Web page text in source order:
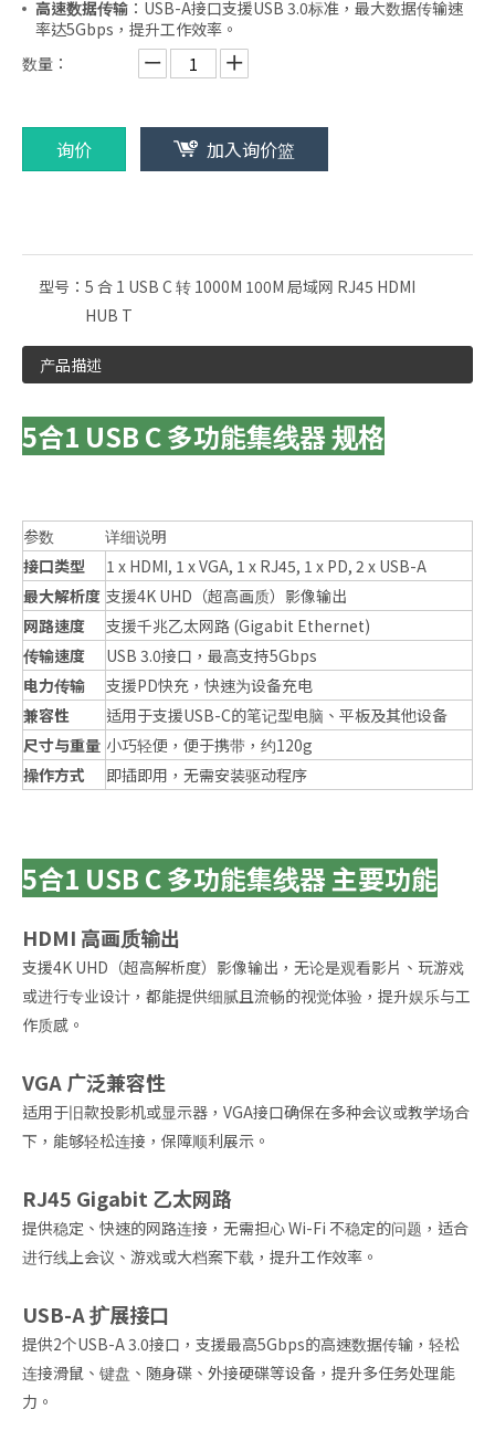
高速数据传输 ：USB-A接口支援USB 3.0标准，最大数据传输速
率达5Gbps，提升工作效率。
数量：
询价 加入询价篮
型号： 5 合 1 USB C 转 1000M 100M 局域网 RJ45 HDMI
HUB T
产品描述
5合1 USB C 多功能集线器 规格
参数
详细说明
接口类型
1 x HDMI, 1 x VGA, 1 x RJ45, 1 x PD, 2 x USB-A
最大解析度 支援4K UHD（超高画质）影像输出
网路速度
支援千兆乙太网路 (Gigabit Ethernet)
传输速度
USB 3.0接口，最高支持5Gbps
电力传输
支援PD快充，快速为设备充电
兼容性
适用于支援USB-C的笔记型电脑、平板及其他设备
尺寸与重量 小巧轻便，便于携带，约120g
操作方式
即插即用，无需安装驱动程序
5合1 USB C 多功能集线器 主要功能
HDMI 高画质输出
支援4K UHD（超高解析度）影像输出，无论是观看影片、玩游戏
或进行专业设计，都能提供细腻且流畅的视觉体验，提升娱乐与工
作质感。
VGA 广泛兼容性
适用于旧款投影机或显示器，VGA接口确保在多种会议或教学场合
下，能够轻松连接，保障顺利展示。
RJ45 Gigabit 乙太网路
提供稳定、快速的网路连接，无需担心 Wi-Fi 不稳定的问题，适合
进行线上会议、游戏或大档案下载，提升工作效率。
USB-A 扩展接口
提供2个USB-A 3.0接口，支援最高5Gbps的高速数据传输，轻松
连接滑鼠、键盘、随身碟、外接硬碟等设备，提升多任务处理能
力。